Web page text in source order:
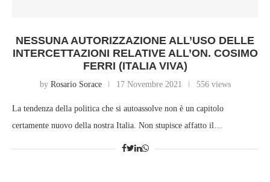
NESSUNA AUTORIZZAZIONE ALL’USO DELLE
INTERCETTAZIONI RELATIVE ALL’ON. COSIMO
FERRI (ITALIA VIVA)
by Rosario Sorace 17 Novembre 2021 556 views
La tendenza della politica che si autoassolve non è un capitolo
certamente nuovo della nostra Italia. Non stupisce affatto il…